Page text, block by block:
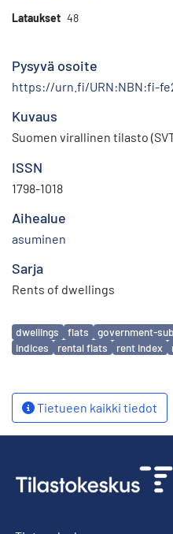
Lataukset 48
Pysyvä osoite
https://urn.fi/URN:NBN:fi-
Kuvaus
Suomen virallinen tilasto
ISSN
1798-1018
Aihealue
asuminen
Sarja
Rents of dwellings
Avainsanat
dwellings flats government-
indices
rental flats rent index
Tietueen kaikki tiedot